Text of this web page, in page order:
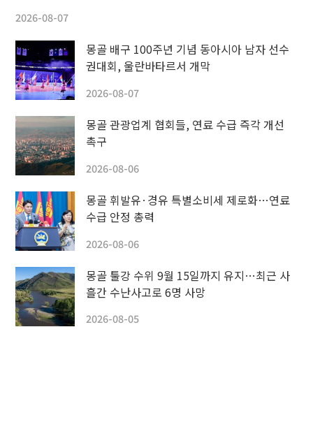
2026-08-07
몽골 배구 100주년 기념 동아시아 남자 선수
권대회, 울란바타르서 개막
2026-08-07
몽골 관광업계 협회들, 연료 수급 즉각 개선
촉구
2026-08-06
몽골 휘발유·경유 특별소비세 제로화…연료
수급 안정 총력
2026-08-06
몽골 툴강 수위 9월 15일까지 유지…최근 사
흘간 수난사고로 6명 사망
2026-08-05